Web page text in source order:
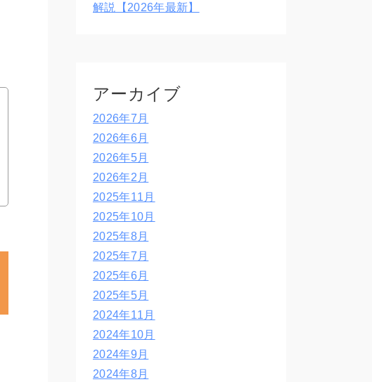
解説【2026年最新】
アーカイブ
2026年7月
2026年6月
2026年5月
2026年2月
2025年11月
2025年10月
2025年8月
2025年7月
2025年6月
2025年5月
2024年11月
2024年10月
2024年9月
2024年8月